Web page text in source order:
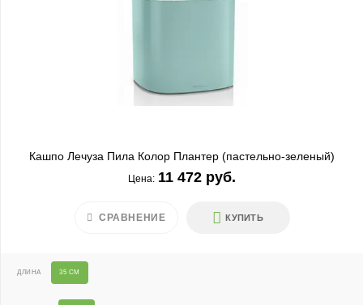
Кашпо Лечуза Пила Колор Плантер (пастельно-зеленый)
Цена: 11 472 руб.
КУПИТЬ
СРАВНЕНИЕ
ДЛИНА 35 СМ